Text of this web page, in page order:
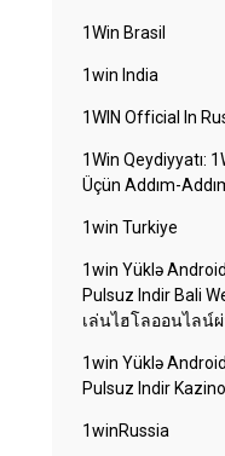
1Win Brasil
1win India
1WIN Official In
1Win Qeydiyyatı:
Üçün Addım-
1win Turkiye
1win Yüklə
Pulsuz Indir Bali
เล่นไฮโลออนไลน์
1win Yüklə
Pulsuz Indir
1winRussia